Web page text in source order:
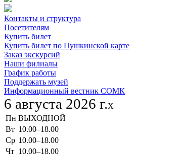
Контакты и структура
Посетителям
Купить билет
Купить билет по Пушкинской карте
Заказ экскурсий
Наши филиалы
График работы
Поддержать музей
Информационный вестник СОМК
6 августа 2026 г.X
Пн ВЫХОДНОЙ
Вт 10.00–18.00
Ср 10.00–18.00
Чт 10.00–18.00